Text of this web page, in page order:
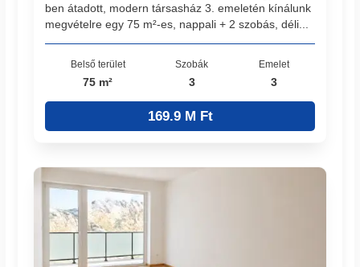
ben átadott, modern társasház 3. emeletén kínálunk
megvételre egy 75 m²-es, nappali + 2 szobás, déli...
Belső terület
75 m²
Szobák
3
Emelet
3
169.9 M Ft